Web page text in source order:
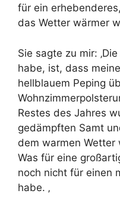
für ein
das Wetter wärmer
Sie sagte zu mir:
habe, ist, dass
hellblauem Peping
Restes des Jahres
gedämpften Samt
dem warmen Wetter
Was für eine
noch nicht für einen
habe. ‚